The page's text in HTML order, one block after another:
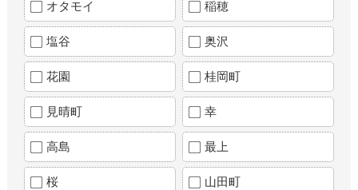
オタモイ 稲穂
塩谷 奥沢
花園 桂岡町
見晴町 幸
高島 最上
桜 山田町